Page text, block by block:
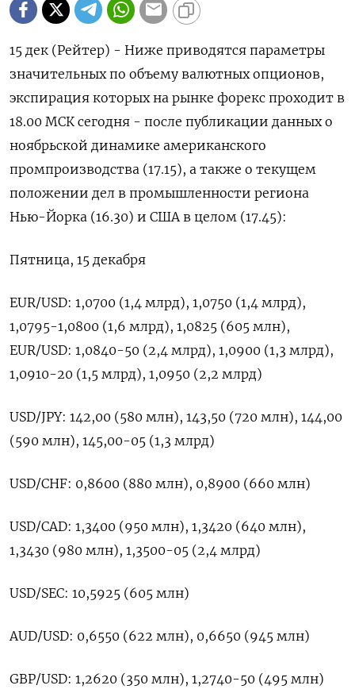
15 дек (Рейтер) - Ниже приводятся параметры
значительных по объему валютных опционов,
экспирация которых на рынке форекс проходит в
18.00 МСК сегодня - после публикации данных о
ноябрьской динамике американского
промпроизводства (17.15), а также о текущем
положении дел в промышленности региона
Нью-Йорка (16.30) и США в целом (17.45):
Пятница, 15 декабря
EUR/USD: 1,0700 (1,4 млрд), 1,0750 (1,4 млрд),
1,0795-1,0800 (1,6 млрд), 1,0825 (605 млн),
EUR/USD: 1,0840-50 (2,4 млрд), 1,0900 (1,3 млрд),
1,0910-20 (1,5 млрд), 1,0950 (2,2 млрд)
USD/JPY: 142,00 (580 млн), 143,50 (720 млн), 144,00
(590 млн), 145,00-05 (1,3 млрд)
USD/CHF: 0,8600 (880 млн), 0,8900 (660 млн)
USD/CAD: 1,3400 (950 млн), 1,3420 (640 млн),
1,3430 (980 млн), 1,3500-05 (2,4 млрд)
USD/SEC: 10,5925 (605 млн)
AUD/USD: 0,6550 (622 млн), 0,6650 (945 млн)
GBP/USD: 1,2620 (350 млн), 1,2740-50 (495 млн)